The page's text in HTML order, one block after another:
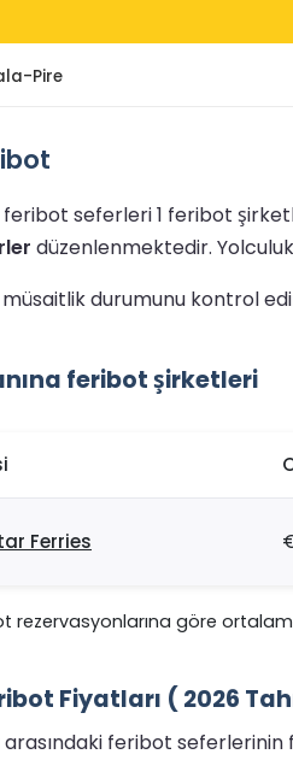
Pire
feribot seferleri 1 feribot
düzenlenmektedir.
durumunu kontrol
feribot şirketleri
Ferries
rezervasyonlarına göre
Fiyatları ( 2026
arasındaki feribot